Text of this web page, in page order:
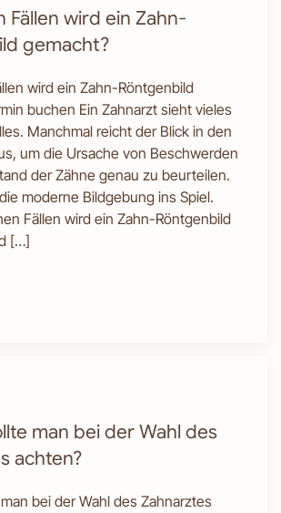
Fällen wird ein Zahn-
gemacht?
wird ein Zahn-Röntgenbild
buchen Ein Zahnarzt sieht vieles
Manchmal reicht der Blick in den
um die Ursache von Beschwerden
der Zähne genau zu beurteilen.
moderne Bildgebung ins Spiel.
Fällen wird ein Zahn-Röntgenbild
[…]
man bei der Wahl des
achten?
bei der Wahl des Zahnarztes